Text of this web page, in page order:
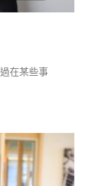
在某些事